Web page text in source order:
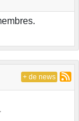
+ de news